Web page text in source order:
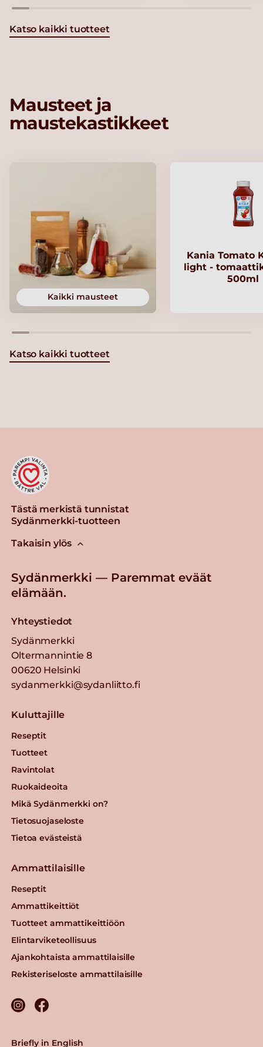
Katso kaikki tuotteet
Mausteet ja
maustekastikkeet
Kaikki mausteet
Kania Tomato
light -
500ml
Katso kaikki tuotteet
Tästä merkistä tunnistat
Sydänmerkki-tuotteen
Takaisin ylös
Sydänmerkki — Paremmat eväät
elämään.
Yhteystiedot
Sydänmerkki
Oltermannintie 8
00620 Helsinki
sydanmerkki@sydanliitto.fi
Kuluttajille
Reseptit
Tuotteet
Ravintolat
Ruokaideoita
Mikä Sydänmerkki on?
Tietosuojaseloste
Tietoa evästeistä
Ammattilaisille
Reseptit
Ammattikeittiöt
Tuotteet ammattikeittiöön
Elintarviketeollisuus
Ajankohtaista ammattilaisille
Rekisteriseloste ammattilaisille
Briefly in English